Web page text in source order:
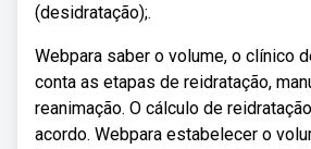
(desidratação);.
Webpara saber o volume, o clínico
conta as etapas de reidratação,
reanimação. O cálculo de
acordo. Webpara estabelecer o